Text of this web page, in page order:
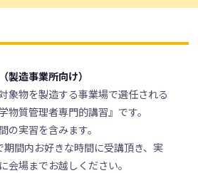
製造事業所向け）
象物を製造する事業場で選任される
物質管理者専門的講習』です。
の実習を含みます。
間内お好きな時間に受講頂き、実
会場までお越しください。